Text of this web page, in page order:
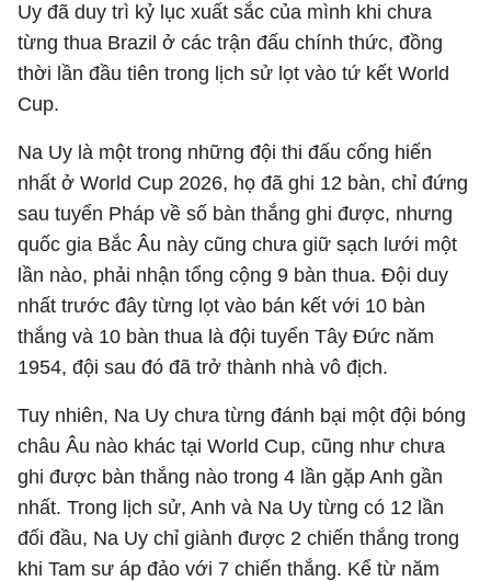
Uy đã duy trì kỷ lục xuất sắc của mình khi chưa
từng thua Brazil ở các trận đấu chính thức, đồng
thời lần đầu tiên trong lịch sử lọt vào tứ kết World
Cup.
Na Uy là một trong những đội thi đấu cống hiến
nhất ở World Cup 2026, họ đã ghi 12 bàn, chỉ đứng
sau tuyển Pháp về số bàn thắng ghi được, nhưng
quốc gia Bắc Âu này cũng chưa giữ sạch lưới một
lần nào, phải nhận tổng cộng 9 bàn thua. Đội duy
nhất trước đây từng lọt vào bán kết với 10 bàn
thắng và 10 bàn thua là đội tuyển Tây Đức năm
1954, đội sau đó đã trở thành nhà vô địch.
Tuy nhiên, Na Uy chưa từng đánh bại một đội bóng
châu Âu nào khác tại World Cup, cũng như chưa
ghi được bàn thắng nào trong 4 lần gặp Anh gần
nhất. Trong lịch sử, Anh và Na Uy từng có 12 lần
đối đầu, Na Uy chỉ giành được 2 chiến thắng trong
khi Tam sư áp đảo với 7 chiến thắng. Kể từ năm